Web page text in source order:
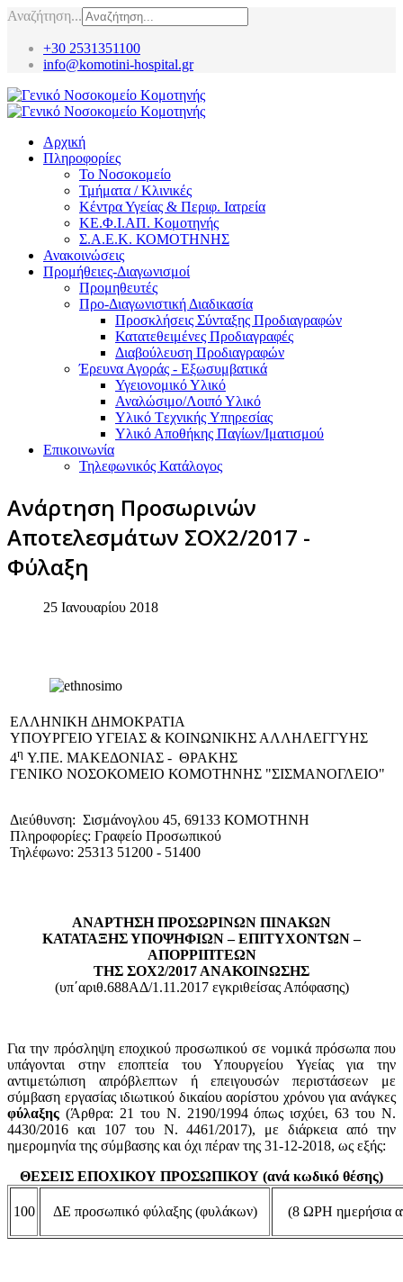
Αναζήτηση...
+30 2531351100
info@komotini-hospital.gr
Αρχική
Πληροφορίες
Το Νοσοκομείο
Τμήματα / Κλινικές
Κέντρα Υγείας & Περιφ. Ιατρεία
ΚΕ.Φ.Ι.ΑΠ. Κομοτηνής
Σ.Α.Ε.Κ. ΚΟΜΟΤΗΝΗΣ
Ανακοινώσεις
Προμήθειες-Διαγωνισμοί
Προμηθευτές
Προ-Διαγωνιστική Διαδικασία
Προσκλήσεις Σύνταξης Προδιαγραφών
Κατατεθειμένες Προδιαγραφές
Διαβούλευση Προδιαγραφών
Έρευνα Αγοράς - Εξωσυμβατικά
Υγειονομικό Υλικό
Αναλώσιμο/Λοιπό Υλικό
Υλικό Tεχνικής Yπηρεσίας
Υλικό Αποθήκης Παγίων/Ιματισμού
Επικοινωνία
Τηλεφωνικός Κατάλογος
Ανάρτηση Προσωρινών
Αποτελεσμάτων ΣΟΧ2/2017 -
Φύλαξη
25 Ιανουαρίου 2018
EΛΛΗΝΙΚΗ ΔΗΜΟΚΡΑΤΙΑ
ΥΠΟΥΡΓΕΙΟ ΥΓΕΙΑΣ & ΚΟΙΝΩΝΙΚΗΣ ΑΛΛΗΛΕΓΓΥΗΣ
4η Υ.ΠΕ. ΜΑΚΕΔΟΝΙΑΣ - ΘΡΑΚΗΣ
ΓΕΝΙΚΟ NΟΣΟΚΟΜΕΙΟ ΚΟΜΟΤΗΝΗΣ "ΣΙΣΜΑΝΟΓΛΕΙΟ"
Διεύθυνση: Σισμάνογλου 45, 69133 ΚΟΜΟΤΗΝΗ
Πληροφορίες: Γραφείο Προσωπικού
Τηλέφωνο: 25313 51200 - 51400
ΑΝΑΡΤΗΣΗ ΠΡΟΣΩΡΙΝΩΝ ΠΙΝΑΚΩΝ
ΚΑΤΑΤΑΞΗΣ ΥΠΟΨΗΦΙΩΝ – ΕΠΙΤΥΧΟΝΤΩΝ –
ΑΠΟΡΡΙΠΤΕΩΝ
ΤΗΣ ΣΟΧ2/2017 ΑΝΑΚΟΙΝΩΣΗΣ
(υπ΄αριθ.688ΑΔ/1.11.2017 εγκριθείσας Απόφασης)
Για την πρόσληψη εποχικού προσωπικού σε νομικά πρόσωπα που
υπάγονται στην εποπτεία του Υπουργείου Υγείας για την
αντιμετώπιση απρόβλεπτων ή επειγουσών περιστάσεων με
σύμβαση εργασίας ιδιωτικού δικαίου αορίστου χρόνου για ανάγκες
φύλαξης (Άρθρα: 21 του Ν. 2190/1994 όπως ισχύει, 63 του Ν.
4430/2016 και 107 του Ν. 4461/2017), με διάρκεια από την
ημερομηνία της σύμβασης και όχι πέραν της 31-12-2018, ως εξής:
ΘΕΣΕΙΣ ΕΠΟΧΙΚΟΥ ΠΡΟΣΩΠΙΚΟΥ (ανά κωδικό θέσης)
100 ΔΕ προσωπικό φύλαξης (φυλάκων) (8 ΩΡΗ ημερήσια